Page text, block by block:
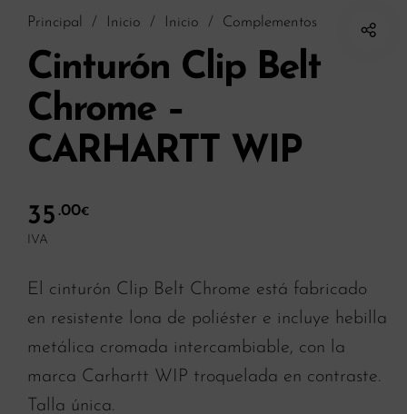
Principal / Inicio / Inicio / Complementos
Cinturón Clip Belt
Chrome –
CARHARTT WIP
35 .00€
IVA
El cinturón Clip Belt Chrome está fabricado
en resistente lona de poliéster e incluye hebilla
metálica cromada intercambiable, con la
marca Carhartt WIP troquelada en contraste.
Talla única.